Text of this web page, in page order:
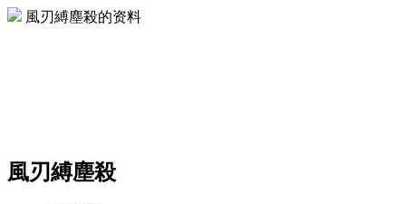
風刃縛塵殺的资料
風刃縛塵殺